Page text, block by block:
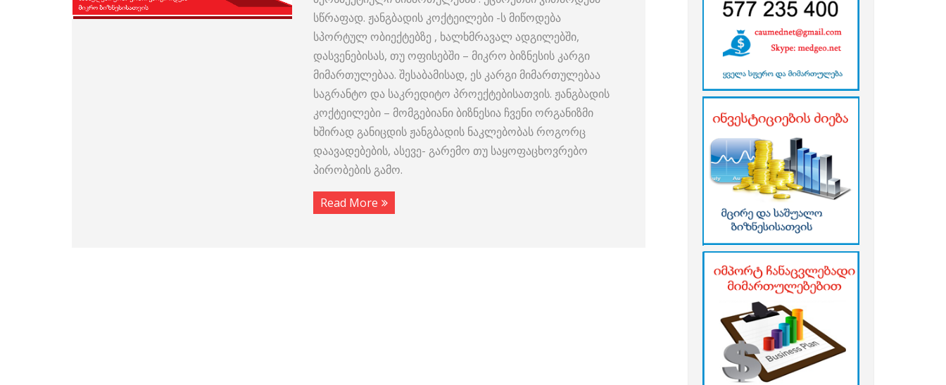
სწრაფად. ჟანგბადის კოქტეილები -ს მიწოდება
სპორტულ ობიექტებზე , ხალხმრავალ ადგილებში,
დასვენებისას, თუ ოფისებში – მიკრო ბიზნესის კარგი
მიმართულებაა. შესაბამისად, ეს კარგი მიმართულებაა
საგრანტო და საკრედიტო პროექტებისათვის. ჟანგბადის
კოქტეილები – მომგებიანი ბიზნესია ჩვენი ორგანიზმი
ხშირად განიცდის ჟანგბადის ნაკლებობას როგორც
დაავადებების, ასევე- გარემო თუ საყოფაცხოვრებო
პირობების გამო.
Read More